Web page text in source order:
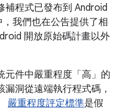
補程式已發布到 Android
我們也在公告提供了相
開放原始碼計畫以外
元件中嚴重程度「高」的
洞從遠端執行程式碼，
嚴重程度評定標準是假